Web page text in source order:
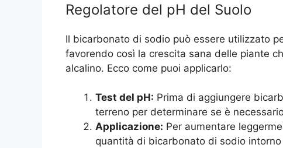
Regolatore del pH del Suolo
Il bicarbonato di sodio può essere utilizzato
favorendo così la crescita sana delle piante
alcalino. Ecco come puoi applicarlo:
Test del pH: Prima di aggiungere
terreno per determinare se è
Applicazione: Per aumentare
quantità di bicarbonato di sodio